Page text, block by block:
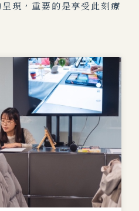
現，重要的是享受此刻療